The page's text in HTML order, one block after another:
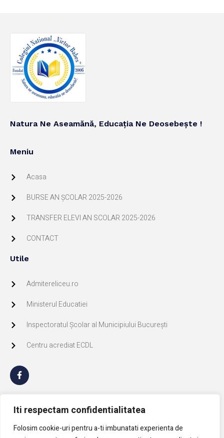
Iti respectam confidentialitatea
Folosim cookie-uri pentru a-ti imbunatati experienta de
Natura Ne Aseamănă, Educația Ne Deosebește !
Meniu
Acasa
BURSE AN ŞCOLAR 2025-2026
TRANSFER ELEVI AN SCOLAR 2025-2026
CONTACT
Utile
Admitereliceu.ro
Ministerul Educatiei
Inspectoratul Școlar al Municipiului București
Centru acrediat ECDL
Politica de Cookie